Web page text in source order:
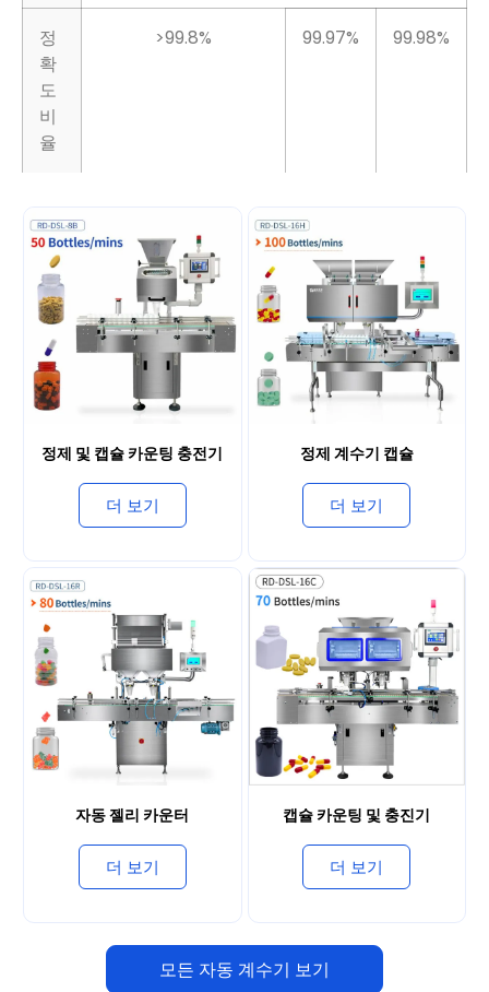
정
확
도
비
율
>99.8% 99.97% 99.98%
정제 및 캡슐 카운팅 충전기
더 보기
정제 계수기 캡슐
더 보기
자동 젤리 카운터
더 보기
캡슐 카운팅 및 충진기
더 보기
모든 자동 계수기 보기